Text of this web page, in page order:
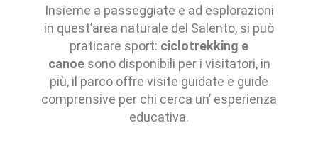
Insieme a passeggiate e ad esplorazioni
in quest’area naturale del Salento, si può
praticare sport: ciclotrekking e
canoesono disponibili per i visitatori, in
più, il parco offre visite guidate e guide
comprensive per chi cerca un’ esperienza
educativa.